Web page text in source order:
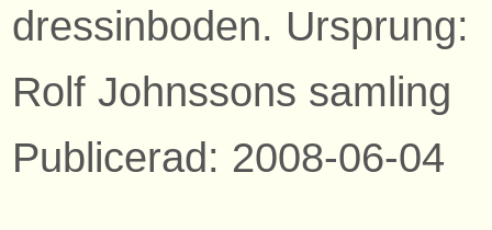
dressinboden. Ursprung:
Rolf Johnssons samling
Publicerad: 2008-06-04